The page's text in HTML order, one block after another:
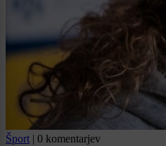
Šport | 0 komentarjev